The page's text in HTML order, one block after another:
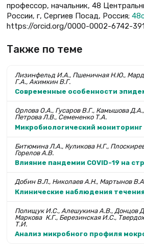
профессор, начальник, 48
России, г, Сергиев Посад, Россия;
https://orcid.org/0000-0002-6742-
Также по теме
Лизинфельд И.А., Пшеничная Н.Ю.,
Г.А., Акимкин В.Г.
Современные особенности
Орлова О.А., Гусаров В.Г., Камышова Д.А.,
Петрова Л.В., Семененко Т.А.
Микробиологический
Битюмина Л.А., Куликова Н.Г.,
Горелов А.В.
Влияние пандемии COVID-19 на
Добин В.Л., Николаев А.Н., Мартынов
Клинические наблюдения
Полищук И.С., Алешукина А.В., Донцов
Маркова К.Г., Березинская И.С.,
Т.И.
Анализ микробного профиля